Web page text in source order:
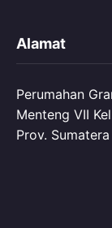
Alamat
Perumahan
Menteng VII
Prov.